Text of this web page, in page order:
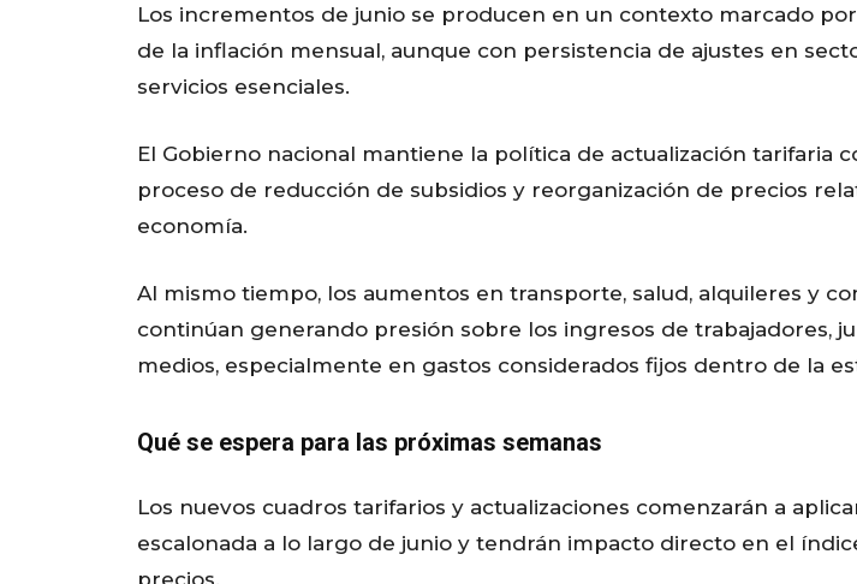
Los incrementos de junio se producen en un contexto marcado
de la inflación mensual, aunque con persistencia de ajustes en
servicios esenciales.
El Gobierno nacional mantiene la política de actualización tarifaria
proceso de reducción de subsidios y reorganización de precios
economía.
Al mismo tiempo, los aumentos en transporte, salud, alquileres y
continúan generando presión sobre los ingresos de trabajadores,
medios, especialmente en gastos considerados fijos dentro de la
Qué se espera para las próximas semanas
Los nuevos cuadros tarifarios y actualizaciones comenzarán a
escalonada a lo largo de junio y tendrán impacto directo en el
precios.